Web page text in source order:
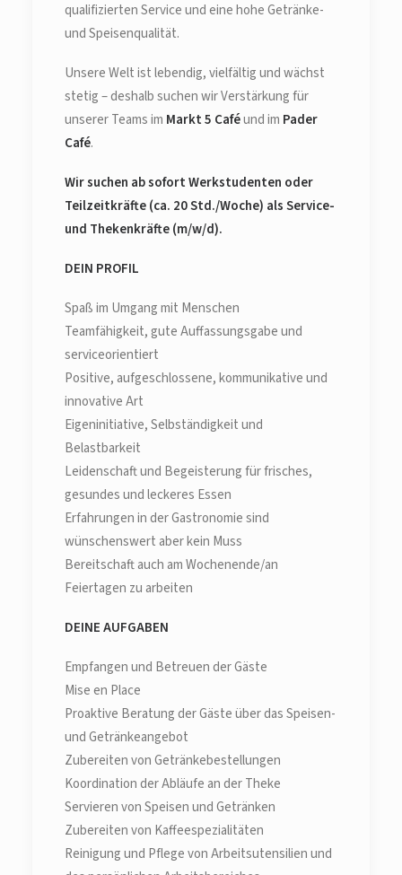
qualifizierten Service und eine hohe Getränke-
und Speisenqualität.
Unsere Welt ist lebendig, vielfältig und wächst
stetig – deshalb suchen wir Verstärkung für
unserer Teams im Markt 5 Caféund im Pader
Café.
Wir suchen ab sofort Werkstudenten oder
Teilzeitkräfte (ca. 20 Std./Woche) als Service-
und Thekenkräfte (m/w/d).
DEIN PROFIL
Spaß im Umgang mit Menschen
Teamfähigkeit, gute Auffassungsgabe und
serviceorientiert
Positive, aufgeschlossene, kommunikative und
innovative Art
Eigeninitiative, Selbständigkeit und
Belastbarkeit
Leidenschaft und Begeisterung für frisches,
gesundes und leckeres Essen
Erfahrungen in der Gastronomie sind
wünschenswert aber kein Muss
Bereitschaft auch am Wochenende/an
Feiertagen zu arbeiten
DEINE AUFGABEN
Empfangen und Betreuen der Gäste
Mise en Place
Proaktive Beratung der Gäste über das Speisen-
und Getränkeangebot
Zubereiten von Getränkebestellungen
Koordination der Abläufe an der Theke
Servieren von Speisen und Getränken
Zubereiten von Kaffeespezialitäten
Reinigung und Pflege von Arbeitsutensilien und